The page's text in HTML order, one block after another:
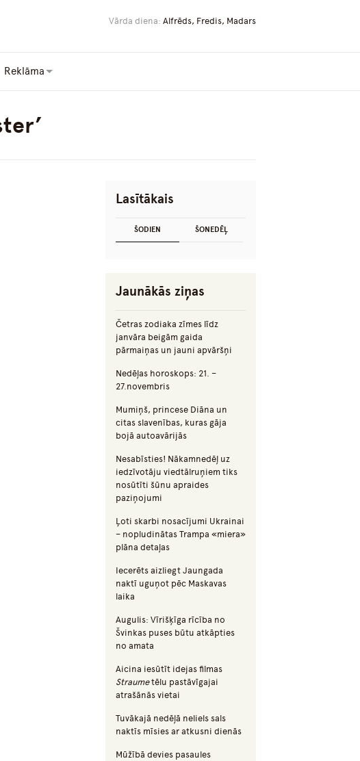
Vārda diena: Alfrēds, Fredis, Madars
Reklāma
Lasītākais
ŠODIEN ŠONEDĒĻ
Jaunākās ziņas
Četras zodiaka zīmes līdz
janvāra beigām gaida
pārmaiņas un jauni apvāršņi
Nedēļas horoskops: 21. –
27.novembris
Mumiņš, princese Diāna un
citas slavenības, kuras gāja
bojā autoavārijās
Nesabīsties! Nākamnedēļ uz
iedzīvotāju viedtālruņiem tiks
nosūtīti šūnu apraides
paziņojumi
Ļoti skarbi nosacījumi Ukrainai
– nopludinātas Trampa «miera»
plāna detaļas
Iecerēts aizliegt Jaungada
naktī uguņot pēc Maskavas
laika
Augulis: Vīrišķīga rīcība no
Švinkas puses būtu atkāpties
no amata
Aicina iesūtīt idejas filmas
Straumetēlu pastāvīgajai
atrašānās vietai
Tuvākajā nedēļā neliels sals
naktīs mīsies ar atkusni dienās
Mūžībā devies pasaules